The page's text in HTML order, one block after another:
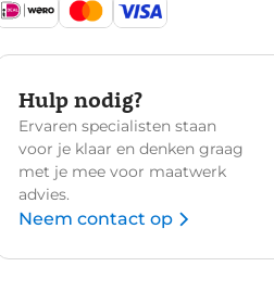
Hulp nodig?
Ervaren specialisten staan
voor je klaar en denken graag
met je mee voor maatwerk
advies.
Neem contact op